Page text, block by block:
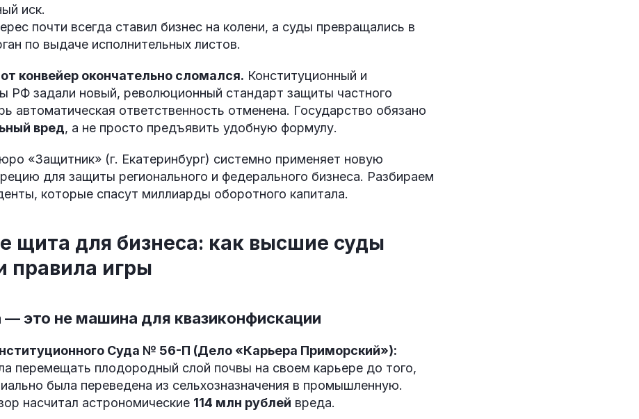
иск.
почти всегда ставил бизнес на колени, а суды превращались в
по выдаче исполнительных листов.
конвейер окончательно сломался. Конституционный и
РФ задали новый, революционный стандарт защиты частного
автоматическая ответственность отменена. Государство обязано
вред, а не просто предъявить удобную формулу.
«Защитник» (г. Екатеринбург) системно применяет новую
для защиты регионального и федерального бизнеса. Разбираем
которые спасут миллиарды оборотного капитала.
щита для бизнеса: как высшие суды
правила игры
— это не машина для квазиконфискации
Суда № 56-П (Дело «Карьера Приморский»):
перемещать плодородный слой почвы на своем карьере до того,
была переведена из сельхозназначения в промышленную.
насчитал астрономические 114 млн рублей вреда.